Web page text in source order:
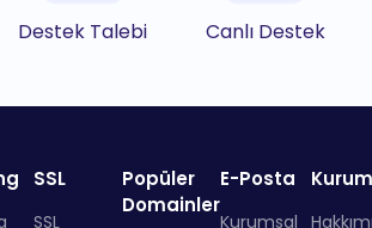
Destek Talebi Canlı Destek
SSL
SSL
Popüler
Domainler
E-Posta
Kurumsal